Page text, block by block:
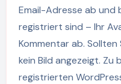
Email-Adresse ab
registriert sind – Ihr
Kommentar ab.
kein Bild angezeigt. Zu
registrierten